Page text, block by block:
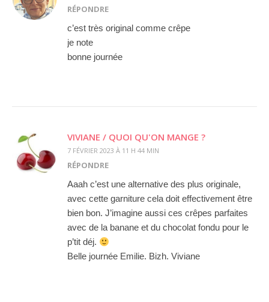
RÉPONDRE
c’est très original comme crêpe
je note
bonne journée
VIVIANE / QUOI QU'ON MANGE ?
7 FÉVRIER 2023 À 11 H 44 MIN
RÉPONDRE
Aaah c’est une alternative des plus originale,
avec cette garniture cela doit effectivement être
bien bon. J’imagine aussi ces crêpes parfaites
avec de la banane et du chocolat fondu pour le
p’tit déj.
Belle journée Emilie. Bizh. Viviane